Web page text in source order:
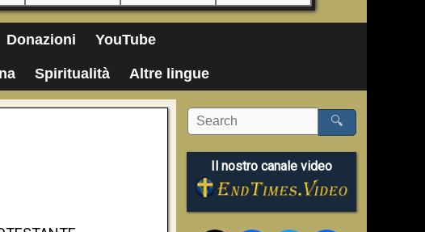
Donazioni YouTube
Spiritualità Altre lingue
🔍
Il nostro canale video